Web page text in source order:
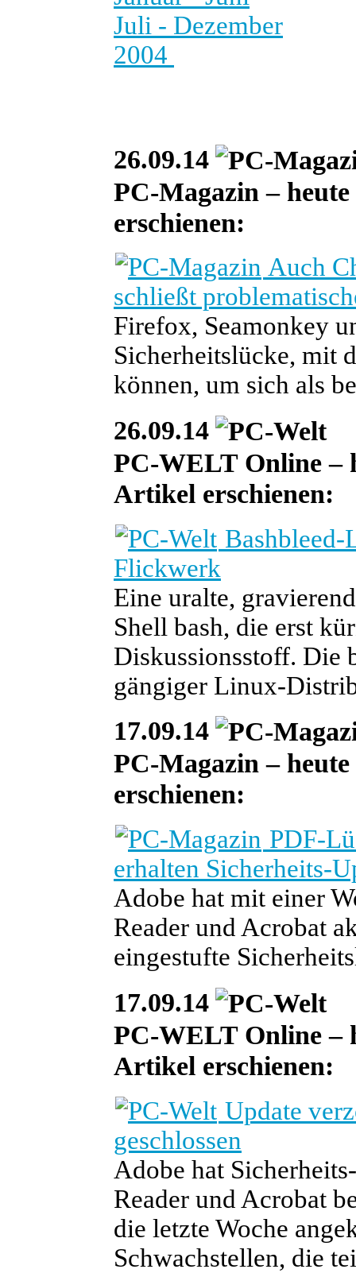
Juli - Dezember
2004
26.09.14
PC-Magazin –
erschienen:
Auch
schließt
Firefox, Seamonkey
Sicherheitslücke, mit
können, um sich als
26.09.14
PC-WELT Online –
Artikel erschienen:
Bashbleed-
Flickwerk
Eine uralte,
Shell bash, die erst
Diskussionsstoff. Die
gängiger Linux-
17.09.14
PC-Magazin –
erschienen:
PDF-
erhalten Sicherheits-
Adobe hat mit einer
Reader und Acrobat
eingestufte
17.09.14
PC-WELT Online –
Artikel erschienen:
Update
geschlossen
Adobe hat
Reader und Acrobat
die letzte Woche
Schwachstellen, die